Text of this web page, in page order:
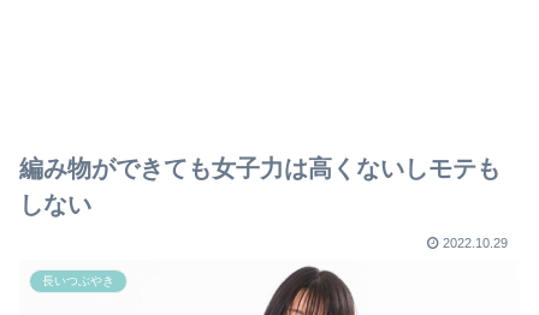
編み物ができても女子力は高くないしモテも
しない
2022.10.29
長いつぶやき